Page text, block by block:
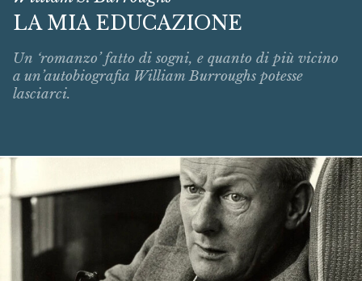
LA MIA EDUCAZIONE
Un ‘romanzo’ fatto di sogni, e quanto di più vicino
a un’autobiografia William Burroughs potesse
lasciarci.